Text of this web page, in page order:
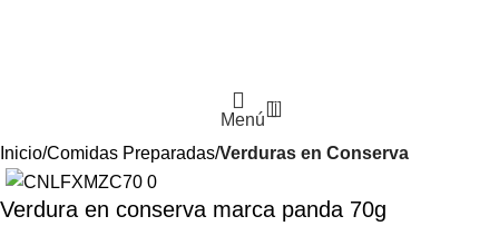
Menú
0
Inicio Comidas Preparadas Verduras en Conserva
Verdura en conserva marca panda 70g